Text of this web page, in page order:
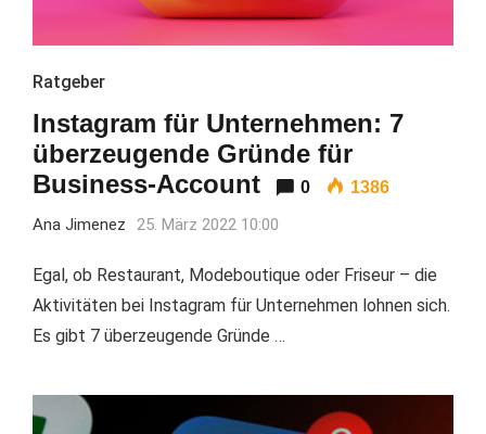
Ratgeber
Instagram für Unternehmen: 7
überzeugende Gründe für
Business-Account
0 1386
Ana Jimenez 25. März 2022 10:00
Egal, ob Restaurant, Modeboutique oder Friseur – die
Aktivitäten bei Instagram für Unternehmen lohnen sich.
Es gibt 7 überzeugende Gründe …